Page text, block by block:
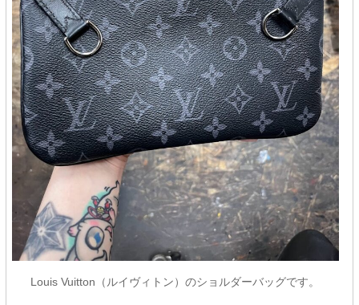
Louis Vuitton（ルイヴィトン）のショルダーバッグです。